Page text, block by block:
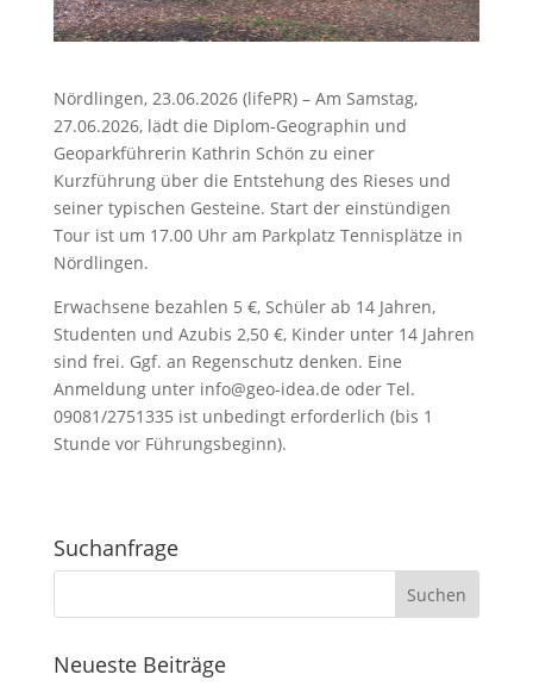
Nördlingen, 23.06.2026 (lifePR) – Am Samstag,
27.06.2026, lädt die Diplom-Geographin und
Geoparkführerin Kathrin Schön zu einer
Kurzführung über die Entstehung des Rieses und
seiner typischen Gesteine. Start der einstündigen
Tour ist um 17.00 Uhr am Parkplatz Tennisplätze in
Nördlingen.
Erwachsene bezahlen 5 €, Schüler ab 14 Jahren,
Studenten und Azubis 2,50 €, Kinder unter 14 Jahren
sind frei. Ggf. an Regenschutz denken. Eine
Anmeldung unter info@geo-idea.de oder Tel.
09081/2751335 ist unbedingt erforderlich (bis 1
Stunde vor Führungsbeginn).
Suchanfrage
Neueste Beiträge